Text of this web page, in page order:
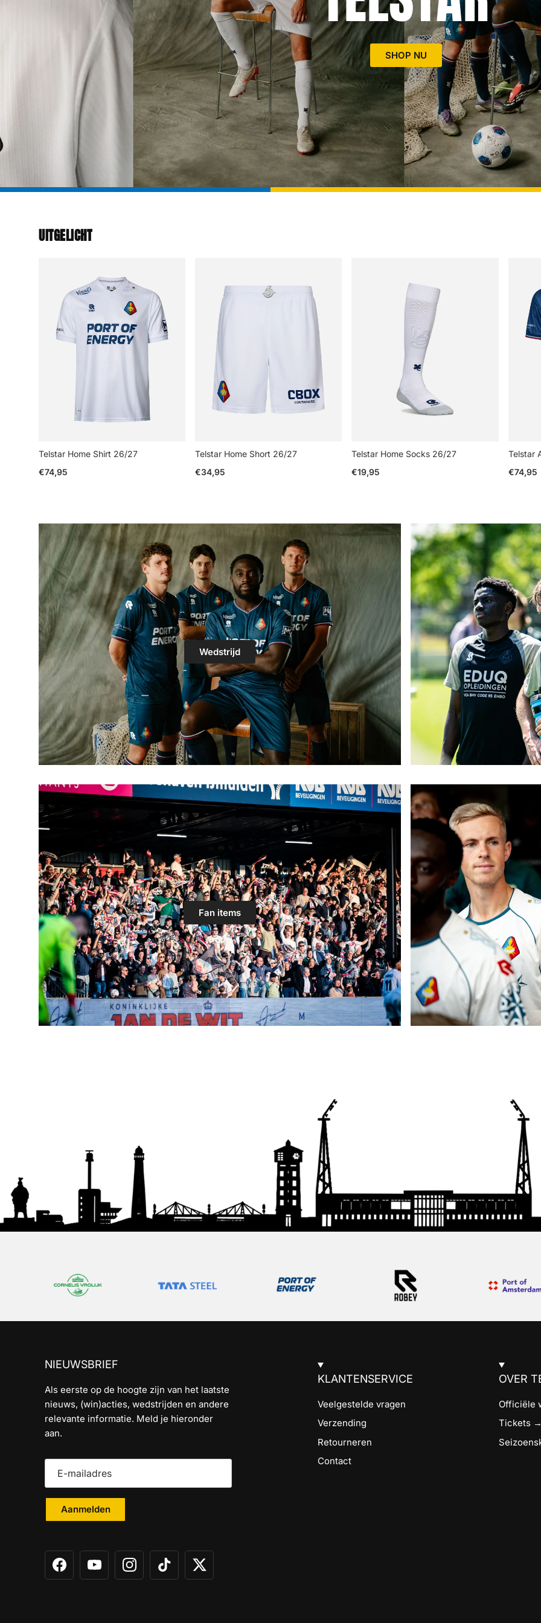
SHOP NU
UITGELICHT
Telstar Home Shirt 26/27
Reguliere prijs
€74,95
Telstar Home Short 26/27
Reguliere prijs
€34,95
Telstar Home Socks 26/27
Reguliere prijs
€19,95
Telstar
€74,95
Wedstrijd
Fan items
NIEUWSBRIEF
Als eerste op de hoogte zijn van het laatste
nieuws, (win)acties, wedstrijden en andere
relevante informatie. Meld je hieronder
aan.
Aanmelden
KLANTENSERVICE
Veelgestelde vragen
Verzending
Retourneren
Contact
OVER
Officiële
Tickets
FacebookYouTube InstagramTikTok Twitter